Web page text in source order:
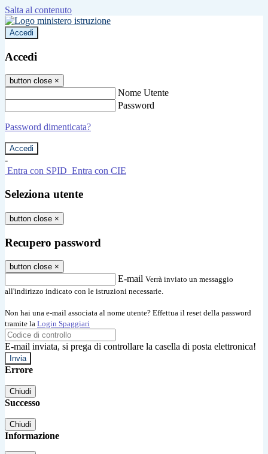
Salta al contenuto
Accedi
Accedi
button close ×
Nome Utente
Password
Password dimenticata?
-
Entra con SPID Entra con CIE
Seleziona utente
button close ×
Recupero password
button close ×
E-mail Verrà inviato un messaggio
all'indirizzo indicato con le istruzioni necessarie.
Non hai una e-mail associata al nome utente? Effettua il reset della password
tramite la Login Spaggiari
E-mail inviata, si prega di controllare la casella di posta elettronica!
Errore
Chiudi
Successo
Chiudi
Informazione